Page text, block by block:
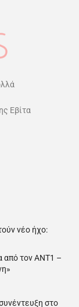
Εβίτα
νέο ήχο:
από τον ΑΝΤ1 –
στο